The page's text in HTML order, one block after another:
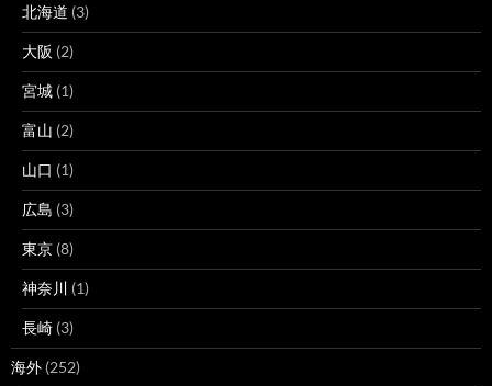
北海道 (3)
大阪 (2)
宮城 (1)
富山 (2)
山口 (1)
広島 (3)
東京 (8)
神奈川 (1)
長崎 (3)
海外 (252)